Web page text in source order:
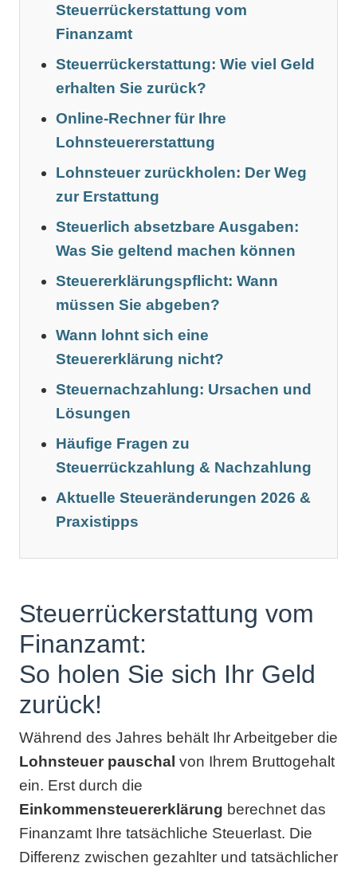
Steuerrückerstattung vom
Finanzamt
Steuerrückerstattung: Wie viel Geld
erhalten Sie zurück?
Online-Rechner für Ihre
Lohnsteuererstattung
Lohnsteuer zurückholen: Der Weg
zur Erstattung
Steuerlich absetzbare Ausgaben:
Was Sie geltend machen können
Steuererklärungspflicht: Wann
müssen Sie abgeben?
Wann lohnt sich eine
Steuererklärung nicht?
Steuernachzahlung: Ursachen und
Lösungen
Häufige Fragen zu
Steuerrückzahlung & Nachzahlung
Aktuelle Steueränderungen 2026 &
Praxistipps
Steuerrückerstattung vom
Finanzamt:
So holen Sie sich Ihr Geld
zurück!
Während des Jahres behält Ihr Arbeitgeber die
Lohnsteuer pauschal von Ihrem Bruttogehalt
ein. Erst durch die
Einkommensteuererklärung berechnet das
Finanzamt Ihre tatsächliche Steuerlast. Die
Differenz zwischen gezahlter und tatsächlicher